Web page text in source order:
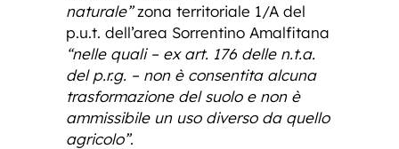
naturale”zona territoriale 1/A del
p.u.t. dell’area Sorrentino Amalfitana
“nelle quali – ex art. 176 delle n.t.a.
del p.r.g. – non è consentita alcuna
trasformazione del suolo e non è
ammissibile un uso diverso da quello
agricolo”.